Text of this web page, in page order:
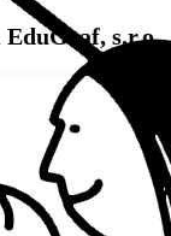
EduGraf, s.r.o.